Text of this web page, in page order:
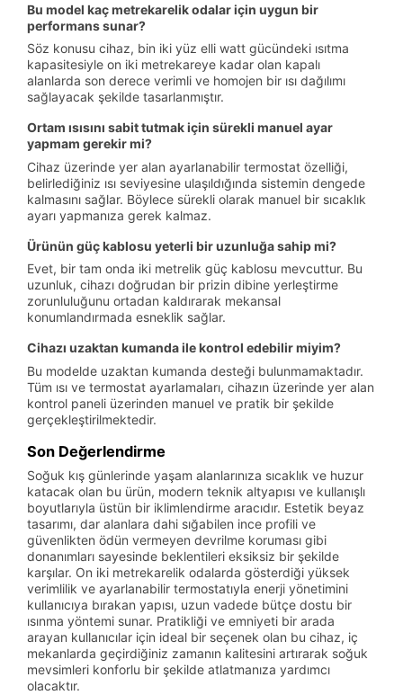
Bu model kaç metrekarelik odalar için uygun bir
performans sunar?
Söz konusu cihaz, bin iki yüz elli watt gücündeki ısıtma
kapasitesiyle on iki metrekareye kadar olan kapalı
alanlarda son derece verimli ve homojen bir ısı dağılımı
sağlayacak şekilde tasarlanmıştır.
Ortam ısısını sabit tutmak için sürekli manuel ayar
yapmam gerekir mi?
Cihaz üzerinde yer alan ayarlanabilir termostat özelliği,
belirlediğiniz ısı seviyesine ulaşıldığında sistemin dengede
kalmasını sağlar. Böylece sürekli olarak manuel bir sıcaklık
ayarı yapmanıza gerek kalmaz.
Ürünün güç kablosu yeterli bir uzunluğa sahip mi?
Evet, bir tam onda iki metrelik güç kablosu mevcuttur. Bu
uzunluk, cihazı doğrudan bir prizin dibine yerleştirme
zorunluluğunu ortadan kaldırarak mekansal
konumlandırmada esneklik sağlar.
Cihazı uzaktan kumanda ile kontrol edebilir miyim?
Bu modelde uzaktan kumanda desteği bulunmamaktadır.
Tüm ısı ve termostat ayarlamaları, cihazın üzerinde yer alan
kontrol paneli üzerinden manuel ve pratik bir şekilde
gerçekleştirilmektedir.
Son Değerlendirme
Soğuk kış günlerinde yaşam alanlarınıza sıcaklık ve huzur
katacak olan bu ürün, modern teknik altyapısı ve kullanışlı
boyutlarıyla üstün bir iklimlendirme aracıdır. Estetik beyaz
tasarımı, dar alanlara dahi sığabilen ince profili ve
güvenlikten ödün vermeyen devrilme koruması gibi
donanımları sayesinde beklentileri eksiksiz bir şekilde
karşılar. On iki metrekarelik odalarda gösterdiği yüksek
verimlilik ve ayarlanabilir termostatıyla enerji yönetimini
kullanıcıya bırakan yapısı, uzun vadede bütçe dostu bir
ısınma yöntemi sunar. Pratikliği ve emniyeti bir arada
arayan kullanıcılar için ideal bir seçenek olan bu cihaz, iç
mekanlarda geçirdiğiniz zamanın kalitesini artırarak soğuk
mevsimleri konforlu bir şekilde atlatmanıza yardımcı
olacaktır.